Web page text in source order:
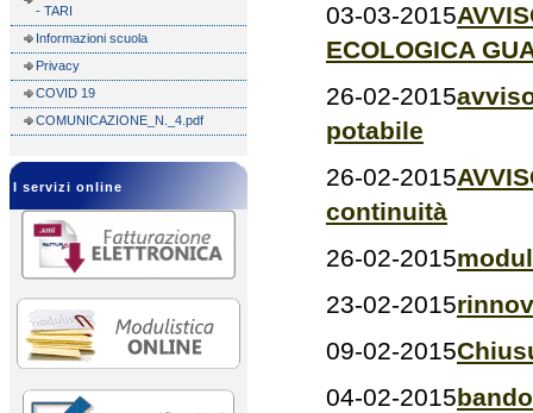
03-03-2015
ECOLOGICA
26-02-2015
potabile
26-02-2015
continuità
26-02-2015
23-02-2015
09-02-2015
04-02-2015
- TARI
Informazioni scuola
Privacy
COVID 19
COMUNICAZIONE_N._4.pdf
I servizi online